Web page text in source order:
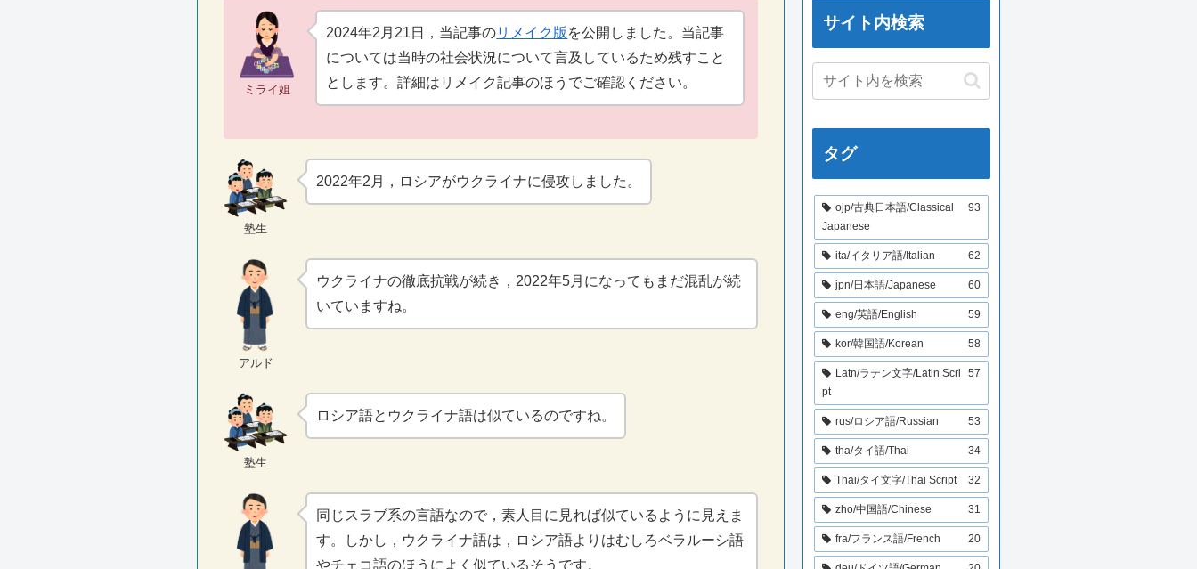
ミライ姐
2024年2月21日，当記事のリメイク版 を公開しました。当記事
については当時の社会状況について言及しているため残すこと
とします。詳細はリメイク記事のほうでご確認ください。
塾生
2022年2月，ロシアがウクライナに侵攻しました。
アルド
ウクライナの徹底抗戦が続き，2022年5月になってもまだ混乱が続
いていますね。
塾生
ロシア語とウクライナ語は似ているのですね。
同じスラブ系の言語なので，素人目に見れば似ているように見えま
す。しかし，ウクライナ語は，ロシア語よりはむしろベラルーシ語
やチェコ語のほうによく似ているそうです。
サイト内検索
タグ
ojp/古典日本語/Classical
Japanese
93
ita/イタリア語/Italian 62
jpn/日本語/Japanese 60
eng/英語/English 59
kor/韓国語/Korean 58
Latn/ラテン文字/Latin Scri
pt
57
rus/ロシア語/Russian 53
tha/タイ語/Thai 34
Thai/タイ文字/Thai Script 32
zho/中国語/Chinese 31
fra/フランス語/French 20